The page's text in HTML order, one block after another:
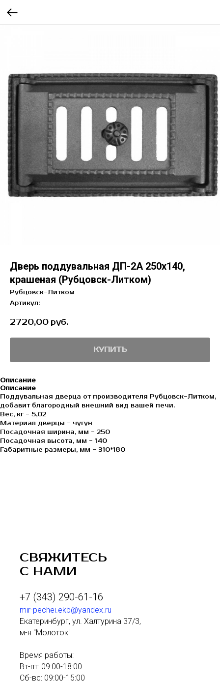
Дверь поддувальная ДП-2А 250х140,
крашеная (Рубцовск-Литком)
Рубцовск-Литком
Артикул:
2720,00 руб.
КУПИТЬ
Описание
Описание
Поддувальная дверца от производителя Рубцовск-Литком,
добавит благородный внешний вид вашей печи.
Вес, кг - 5,02
Материал дверцы - чугун
Посадочная ширина, мм - 250
Посадочная высота, мм - 140
Габаритные размеры, мм - 310*180
СВЯЖИТЕСЬ
С НАМИ
+7 (343) 290-61-16
mir-pechei.ekb@yandex.ru
Екатеринбург, ул. Халтурина 37/3,
м-н "Молоток"
Время работы:
Вт-пт: 09:00-18:00
Сб-вс: 09:00-15:00